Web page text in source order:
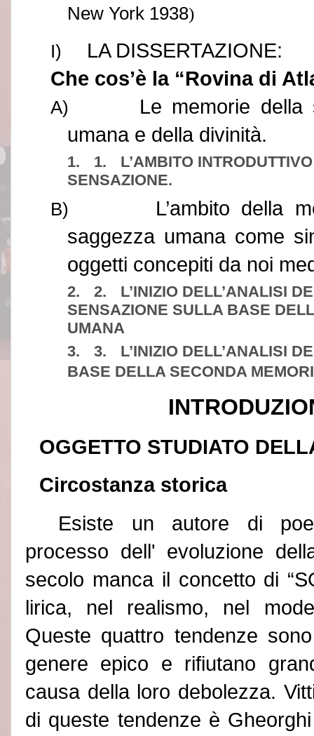
New York 1938)
I)
LA DISSERTAZIONE:
Che cos’è la “Rovina di
A)
Le memorie della
umana e della divinità.
1. 1.
L’AMBITO
SENSAZIONE.
B)
L’ambito della
saggezza umana come
oggetti concepiti da noi
2. 2.
L’INIZIO DELL’ANALISI
SENSAZIONE SULLA BASE
UMANA
3.
3.
L’INIZIO DELL’ANALISI
BASE DELLA SECONDA
OGGETTO STUDIATO
Circostanza storica
Esiste un autore di
processo dell ' evoluzione
secolo manca il concetto di
lirica, nel realismo, nel
Queste quattro tendenze
genere epico e rifiutano
causa della loro debolezza.
di queste tendenze è